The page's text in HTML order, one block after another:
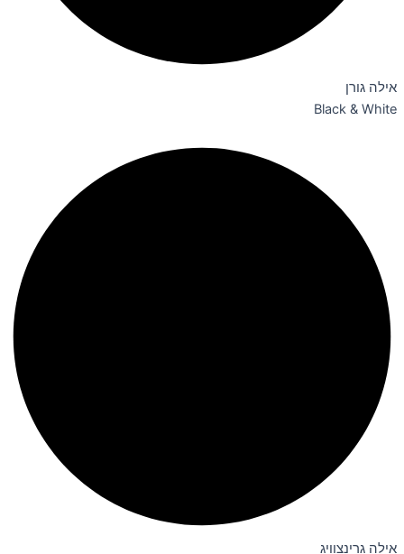
אילה גורן
Black & White
אילה גרינצוויג